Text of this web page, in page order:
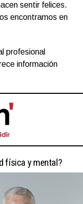
sentir felices.
encontramos en
profesional
información
física y mental?